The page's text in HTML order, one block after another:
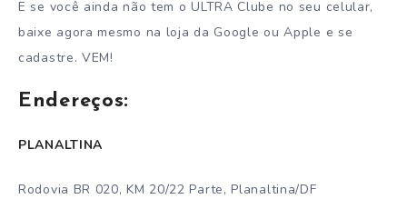
E se você ainda não tem o ULTRA Clube no seu celular,
baixe agora mesmo na loja da Google ou Apple e se
cadastre. VEM!
Endereços:
PLANALTINA
Rodovia BR 020, KM 20/22 Parte, Planaltina/DF